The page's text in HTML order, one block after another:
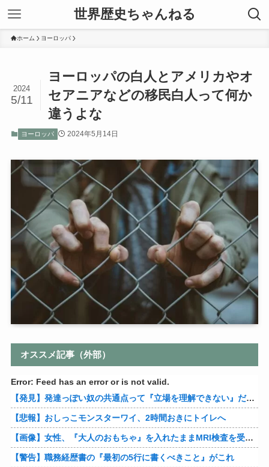
世界歴史ちゃんねる
ホーム ヨーロッパ
ヨーロッパの白人とアメリカやオ
セアニアなどの移民白人って何か
違うよな
2024
5/11
ヨーロッパ 2024年5月14日
オススメ記事（外部）
Error: Feed has an error or is not valid.
【発見】発達っぽい奴の共通点って『立場を理解できない』だよな
【悲報】おしっこモンスターワイ、2時間おきにトイレへ
【画像】女性、『大人のおもちゃ』を入れたままMRI検査を受けた結果 →
【警告】職務経歴書の『最初の5行に書くべきこと』がこれ